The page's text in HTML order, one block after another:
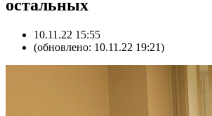
остальных
10.11.22 15:55
(обновлено: 10.11.22 19:21)